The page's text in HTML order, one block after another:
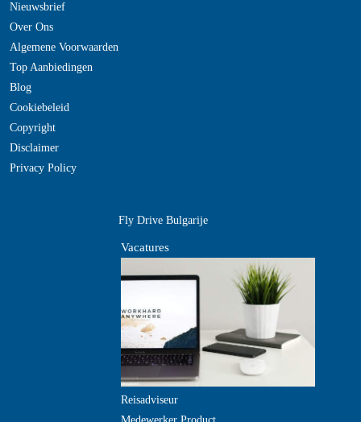
Nieuwsbrief
Over Ons
Algemene Voorwaarden
Top Aanbiedingen
Blog
Cookiebeleid
Copyright
Disclaimer
Privacy Policy
Fly Drive Bulgarije
Vacatures
Reisadviseur